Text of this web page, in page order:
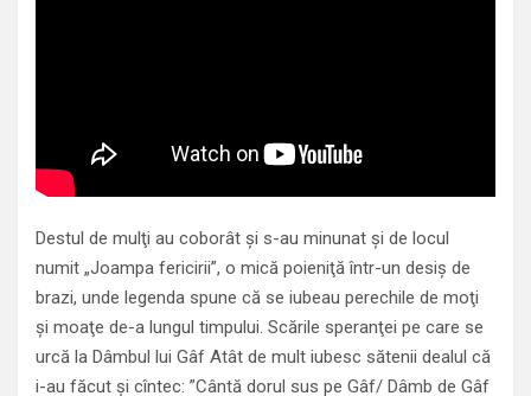
Destul de mulţi au coborât şi s-au minunat şi de locul
numit „Joampa fericirii”, o mică poieniţă într-un desiş de
brazi, unde legenda spune că se iubeau perechile de moţi
şi moaţe de-a lungul timpului. Scările speranţei pe care se
urcă la Dâmbul lui Gâf Atât de mult iubesc sătenii dealul că
i-au făcut şi cîntec: ”Cântă dorul sus pe Gâf/ Dâmb de Gâf